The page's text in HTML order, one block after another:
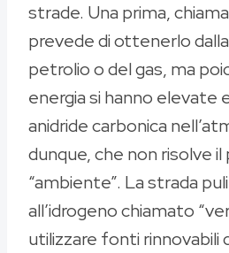
strade. Una prima,
prevede di ottenerlo
petrolio o del gas, ma
energia si hanno elevate
anidride carbonica
dunque, che non risolve
“ambiente”. La strada
all’idrogeno chiamato
utilizzare fonti rinnovabili